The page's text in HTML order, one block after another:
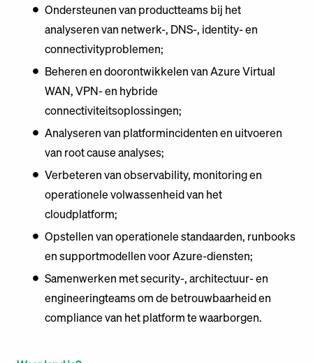
Ondersteunen van productteams bij het
analyseren van netwerk-, DNS-, identity- en
connectivityproblemen;
Beheren en doorontwikkelen van Azure Virtual
WAN, VPN- en hybride
connectiviteitsoplossingen;
Analyseren van platformincidenten en uitvoeren
van root cause analyses;
Verbeteren van observability, monitoring en
operationele volwassenheid van het
cloudplatform;
Opstellen van operationele standaarden, runbooks
en supportmodellen voor Azure-diensten;
Samenwerken met security-, architectuur- en
engineeringteams om de betrouwbaarheid en
compliance van het platform te waarborgen.